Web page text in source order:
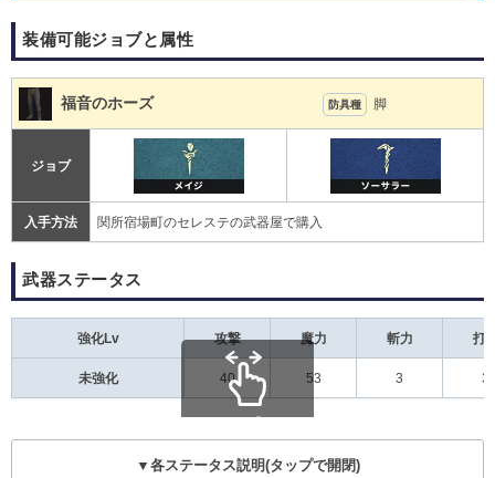
装備可能ジョブと属性
福音のホーズ 防具種 脚
ジョブ
入手方法 関所宿場町のセレステの武器屋で購入
武器ステータス
強化Lv 攻撃 魔力 斬力 打
未強化 40 53 3 3
scroll
▼各ステータス説明(タップで開閉)